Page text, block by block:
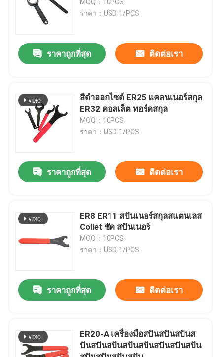
สินค้า
วิดีโอ
เกี่ยวกับเรา
ควบคุมคุณภาพ
ขอใบเสนอราคา
หัวจับเครื่องมือ SK
MOQ：10PCS
ราคา：USD 1/PCS
ราคาถูกที่สุด ติดต่อเรา
สีดําออกไซด์ ER25 แคลนเนอร์สกุล
ER32 คอลเล็ต ทอร์คสกุล
MOQ：10PCS
ราคา：USD 1/PCS
ราคาถูกที่สุด ติดต่อเรา
ER8 ER11 สปันเนอร์สกุลสแตนเลส
Collet ชัค สปันเนอร์
MOQ：10PCS
ราคา：USD 1/PCS
ราคาถูกที่สุด ติดต่อเรา
ER20-A เครื่องมือสปันสปันสปันส
ปันสปันสปันสปันสปันสปันสปันสปัน